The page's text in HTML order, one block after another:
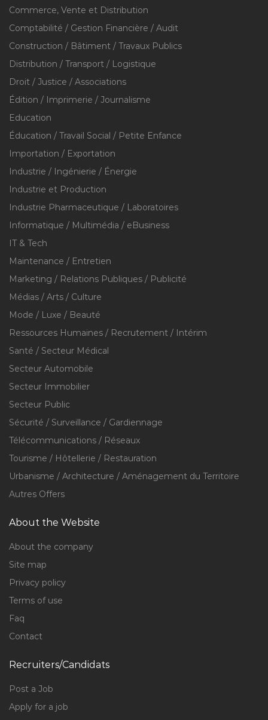
Commerce, Vente et Distribution
Comptabilité / Gestion Financière / Audit
Construction / Bâtiment / Travaux Publics
Distribution / Transport / Logistique
Droit / Justice / Associations
Édition / Imprimerie / Journalisme
Education
Éducation / Travail Social / Petite Enfance
Importation / Exportation
Industrie / Ingénierie / Énergie
Industrie et Production
Industrie Pharmaceutique / Laboratoires
Informatique / Multimédia / eBusiness
IT & Tech
Maintenance / Entretien
Marketing / Relations Publiques / Publicité
Médias / Arts / Culture
Mode / Luxe / Beauté
Ressources Humaines / Recrutement / Intérim
Santé / Secteur Médical
Secteur Automobile
Secteur Immobilier
Secteur Public
Sécurité / Surveillance / Gardiennage
Télécommunications / Réseaux
Tourisme / Hôtellerie / Restauration
Urbanisme / Architecture / Aménagement du Territoire
Autres Offers
About the Website
About the company
Site map
Privacy policy
Terms of use
Faq
Contact
Recruiters/Candidats
Post a Job
Apply for a job